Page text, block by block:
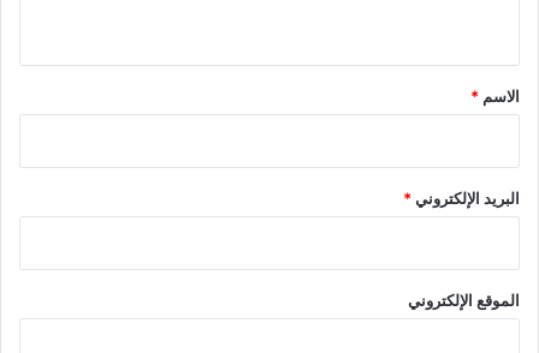
*
الاسم *
البريد الإلكتروني*
الموقع الإلكتروني